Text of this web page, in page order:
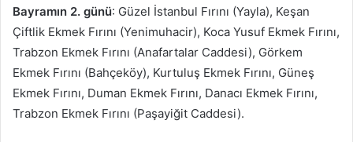
Bayramın 2. günü: Güzel İstanbul Fırını (Yayla), Keşan
Çiftlik Ekmek Fırını (Yenimuhacir), Koca Yusuf Ekmek Fırını,
Trabzon Ekmek Fırını (Anafartalar Caddesi), Görkem
Ekmek Fırını (Bahçeköy), Kurtuluş Ekmek Fırını, Güneş
Ekmek Fırını, Duman Ekmek Fırını, Danacı Ekmek Fırını,
Trabzon Ekmek Fırını (Paşayiğit Caddesi).